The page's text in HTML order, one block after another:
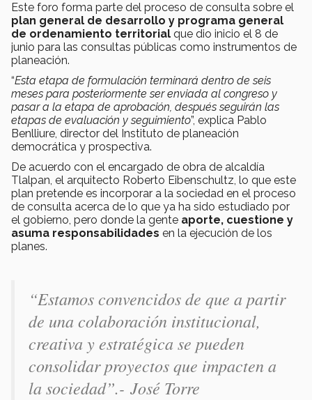
Este foro forma parte del proceso de consulta sobre el
plan general de desarrollo y programa general
de ordenamiento territorial que dio inicio el 8 de
junio para las consultas públicas como instrumentos de
planeación.
“Esta etapa de formulación terminará dentro de seis
meses para posteriormente ser enviada al congreso y
pasar a la etapa de aprobación, después seguirán las
etapas de evaluación y seguimiento”, explica Pablo
Benlliure, director del Instituto de planeación
democrática y prospectiva.
De acuerdo con el encargado de obra de alcaldía
Tlalpan, el arquitecto Roberto Eibenschultz, lo que este
plan pretende es incorporar a la sociedad en el proceso
de consulta acerca de lo que ya ha sido estudiado por
el gobierno, pero donde la gente aporte, cuestione y
asuma responsabilidades en la ejecución de los
planes.
“Estamos convencidos de que a partir
de una colaboración institucional,
creativa y estratégica se pueden
consolidar proyectos que impacten a
la sociedad”.- José Torre